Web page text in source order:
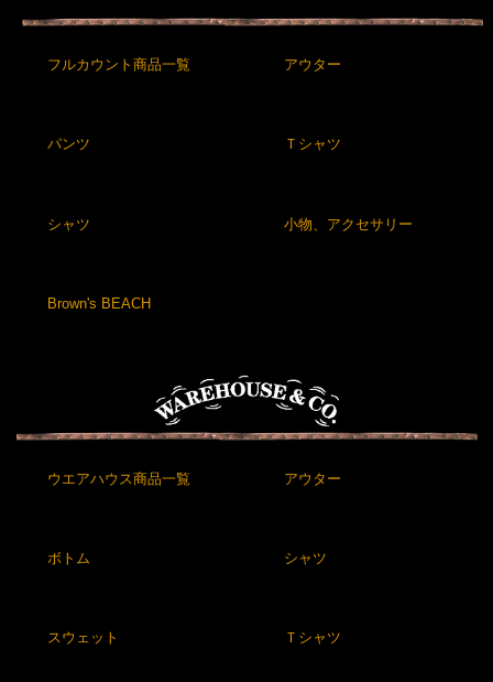
フルカウント商品一覧 アウター
パンツ Ｔシャツ
シャツ 小物、アクセサリー
Brown's BEACH
ウエアハウス商品一覧 アウター
ボトム シャツ
スウェット Ｔシャツ